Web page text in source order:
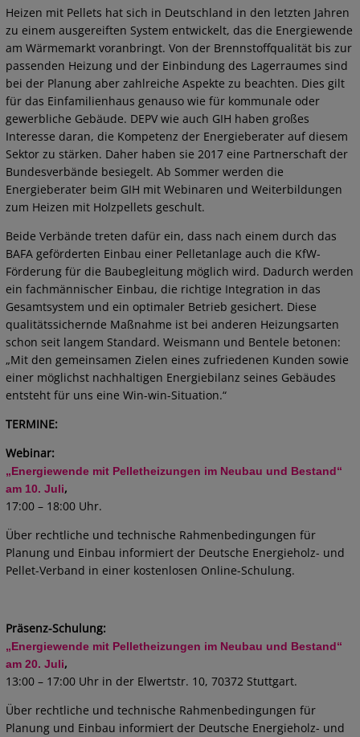
Heizen mit Pellets hat sich in Deutschland in den letzten Jahren
zu einem ausgereiften System entwickelt, das die Energiewende
am Wärmemarkt voranbringt. Von der Brennstoffqualität bis zur
passenden Heizung und der Einbindung des Lagerraumes sind
bei der Planung aber zahlreiche Aspekte zu beachten. Dies gilt
für das Einfamilienhaus genauso wie für kommunale oder
gewerbliche Gebäude. DEPV wie auch GIH haben großes
Interesse daran, die Kompetenz der Energieberater auf diesem
Sektor zu stärken. Daher haben sie 2017 eine Partnerschaft der
Bundesverbände besiegelt. Ab Sommer werden die
Energieberater beim GIH mit Webinaren und Weiterbildungen
zum Heizen mit Holzpellets geschult.
Beide Verbände treten dafür ein, dass nach einem durch das
BAFA geförderten Einbau einer Pelletanlage auch die KfW-
Förderung für die Baubegleitung möglich wird. Dadurch werden
ein fachmännischer Einbau, die richtige Integration in das
Gesamtsystem und ein optimaler Betrieb gesichert. Diese
qualitätssichernde Maßnahme ist bei anderen Heizungsarten
schon seit langem Standard. Weismann und Bentele betonen:
„Mit den gemeinsamen Zielen eines zufriedenen Kunden sowie
einer möglichst nachhaltigen Energiebilanz seines Gebäudes
entsteht für uns eine Win-win-Situation.“
TERMINE:
Webinar:
„Energiewende mit Pelletheizungen im Neubau und Bestand“
am 10. Juli,
17:00 – 18:00 Uhr.
Über rechtliche und technische Rahmenbedingungen für
Planung und Einbau informiert der Deutsche Energieholz- und
Pellet-Verband in einer kostenlosen Online-Schulung.
Präsenz-Schulung:
„Energiewende mit Pelletheizungen im Neubau und Bestand“
am 20. Juli,
13:00 – 17:00 Uhr in der Elwertstr. 10, 70372 Stuttgart.
Über rechtliche und technische Rahmenbedingungen für
Planung und Einbau informiert der Deutsche Energieholz- und